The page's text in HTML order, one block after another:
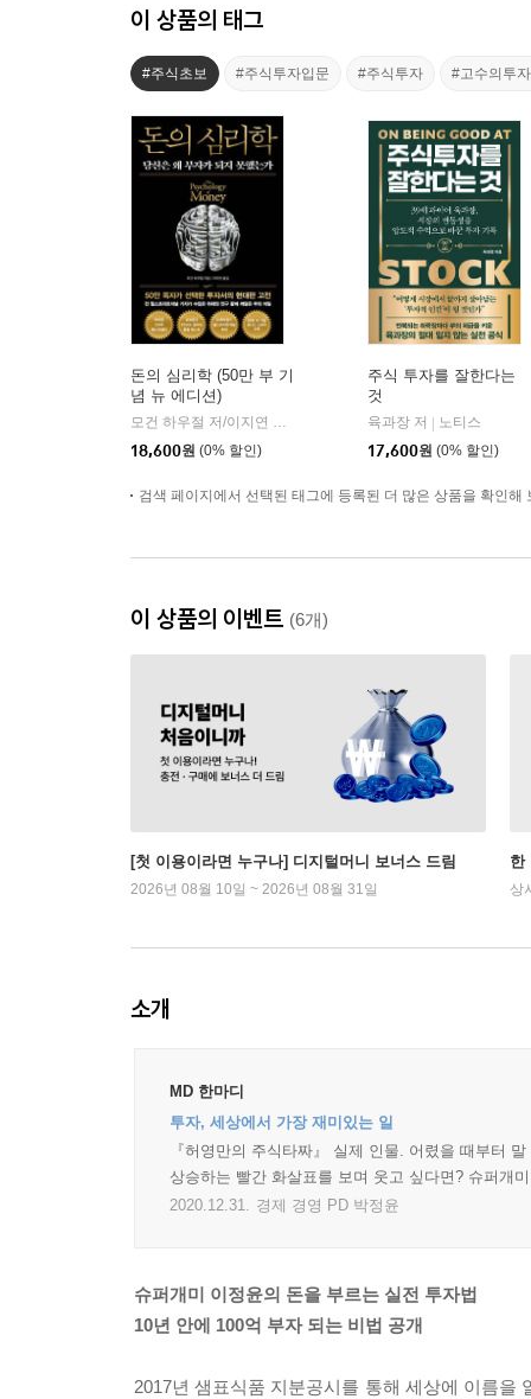
이 상품의 태그
#주식초보 #주식투자입문 #주식투자 #고수의투
돈의 심리학 (50만 부 기
념 뉴 에디션)
18,600원 (0% 할인)
주식 투자를 잘한다는
것
육과장 저 | 노티스
17,600원 (0% 할인)
검색 페이지에서 선택된 태그에 등록된 더 많은 상품을 확인해
이 상품의 이벤트 (6개)
[첫 이용이라면 누구나] 디지털머니 보너스 드림
2026년 08월 10일 ~ 2026년 08월 31일
한
상
소개
MD 한마디
투자, 세상에서 가장 재미있는 일
『허영만의 주식타짜』 실제 인물. 어렸을 때부터
상승하는 빨간 화살표를 보며 웃고 싶다면? 슈퍼개
2020.12.31.
경제 경영 PD 박정윤
슈퍼개미 이정윤의 돈을 부르는 실전 투자법
10년 안에 100억 부자 되는 비법 공개
2017년 샘표식품 지분공시를 통해 세상에 이름을